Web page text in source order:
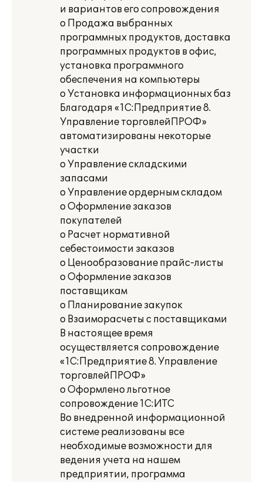
и вариантов его сопровождения
o Продажа выбранных
программных продуктов, доставка
программных продуктов в офис,
установка программного
обеспечения на компьютеры
o Установка информационных баз
Благодаря «1С:Предприятие 8.
Управление торговлейПРОФ»
автоматизированы некоторые
участки
o Управление складскими
запасами
o Управление ордерным складом
o Оформление заказов
покупателей
o Расчет нормативной
себестоимости заказов
o Ценообразование прайс-листы
o Оформление заказов
поставщикам
o Планирование закупок
o Взаиморасчеты с поставщиками
В настоящее время
осуществляется сопровождение
«1С:Предприятие 8. Управление
торговлейПРОФ»
o Оформлено льготное
сопровождение 1С:ИТС
Во внедренной информационной
системе реализованы все
необходимые возможности для
ведения учета на нашем
предприятии, программа